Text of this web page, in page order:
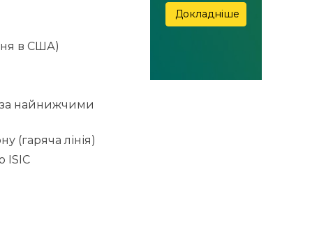
в США)
за найнижчими
(гаряча лінія)
ISIC
весняних та
літніх канікул
Докладніше